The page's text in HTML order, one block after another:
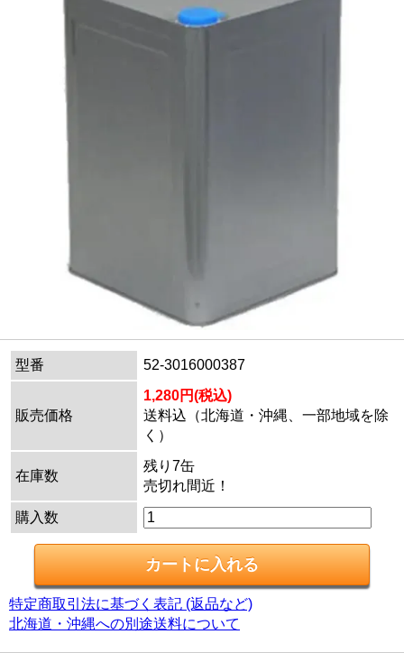
型番 52-3016000387
販売価格
1,280円(税込)
送料込（北海道・沖縄、一部地域を除
く）
在庫数
残り7缶
売切れ間近！
購入数
特定商取引法に基づく表記 (返品など)
北海道・沖縄への別途送料について